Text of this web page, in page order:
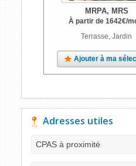
MRPA, MRS
À partir de 1642€/
Terrasse, Jardin
Ajouter à ma
Adresses utiles
CPAS à proximité